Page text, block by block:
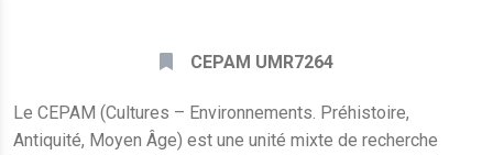
CEPAM UMR7264
Le CEPAM (Cultures – Environnements. Préhistoire,
Antiquité, Moyen Âge) est une unité mixte de recherche